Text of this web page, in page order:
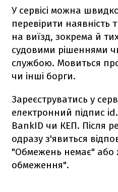
У сервісі можна
перевірити наявність
на виїзд, зокрема й
судовими рішеннями
службою. Мовиться
чи інші борги.
Зареєструватись у
електронний підпис
BankID чи КЕП. Після
одразу з'явиться
"Обмежень немає" або
обмеження".